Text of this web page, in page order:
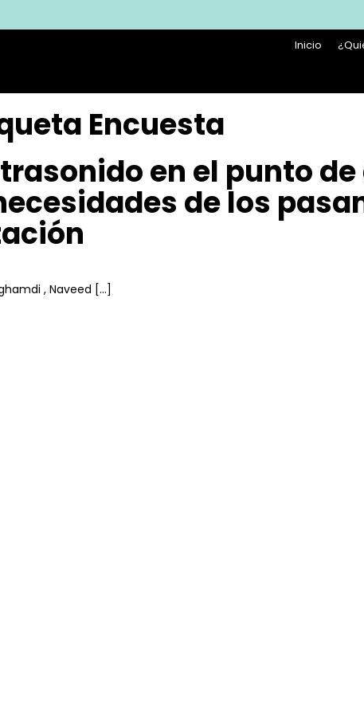
Inicio
Encuesta
en el punto
de los
, Naveed […]